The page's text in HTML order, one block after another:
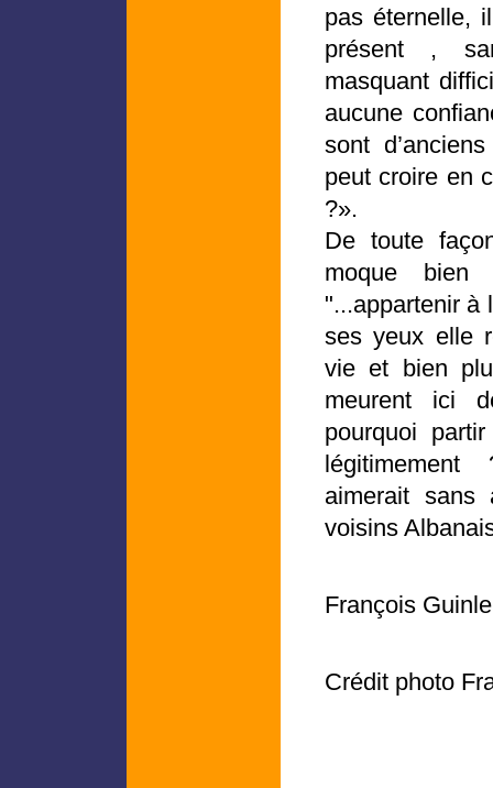
pas éternelle,
présent ,
masquant
aucune
sont
peut croire en
?».
De toute
moque
"...appartenir à
ses yeux elle
vie et bien
meurent ici
pourquoi
aimerait sans
voisins
François
Crédit photo